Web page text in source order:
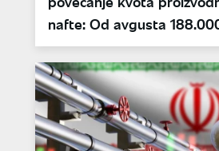
nafte: Od avgusta
barela dnevno